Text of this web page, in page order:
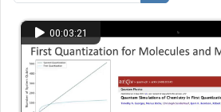
Intézményi felfedezés
Kategóriák
Intézményi listák
00:03:21